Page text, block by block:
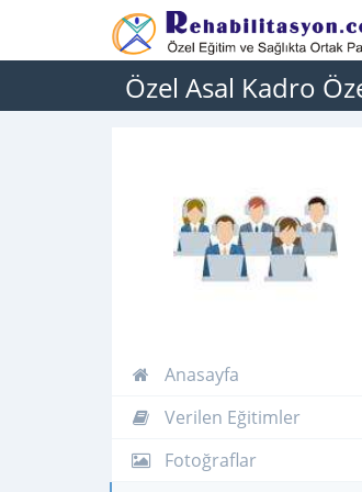
Özel Asal Kadro
Anasayfa
Verilen Eğitimler
Fotoğraflar